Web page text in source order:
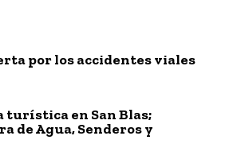
por los accidentes viales
en San Blas;
de Agua, Senderos y